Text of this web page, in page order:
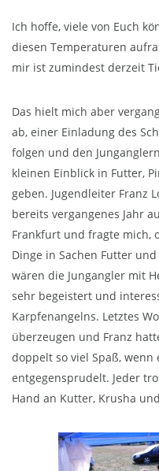
Ich hoffe, viele von Euch
diesen Temperaturen
mir ist zumindest derzeit
Das hielt mich aber
ab, einer Einladung des
folgen und den
kleinen Einblick in Futter,
geben. Jugendleiter Franz
bereits vergangenes Jahr
Frankfurt und fragte mich,
Dinge in Sachen Futter
wären die Jungangler mit
sehr begeistert und
Karpfenangelns. Letztes
überzeugen und Franz
doppelt so viel Spaß,
entgegensprudelt. Jeder
Hand an Kutter, Krusha